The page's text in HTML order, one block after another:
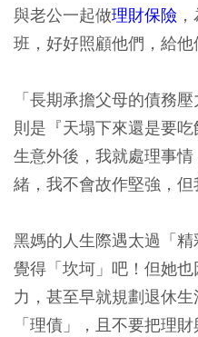
與老公一起做理財保險
班，好好照顧他們，給他
「長期承擔父母的債務
則是『天塌下來還是要
生意外後，我就處理事
緒，我不會故作堅強，但
黑媽的人生際遇太過「
覺得「坎坷」吧！ 但她也
力，甚至早就規劃退休
「理債」，且不要把理